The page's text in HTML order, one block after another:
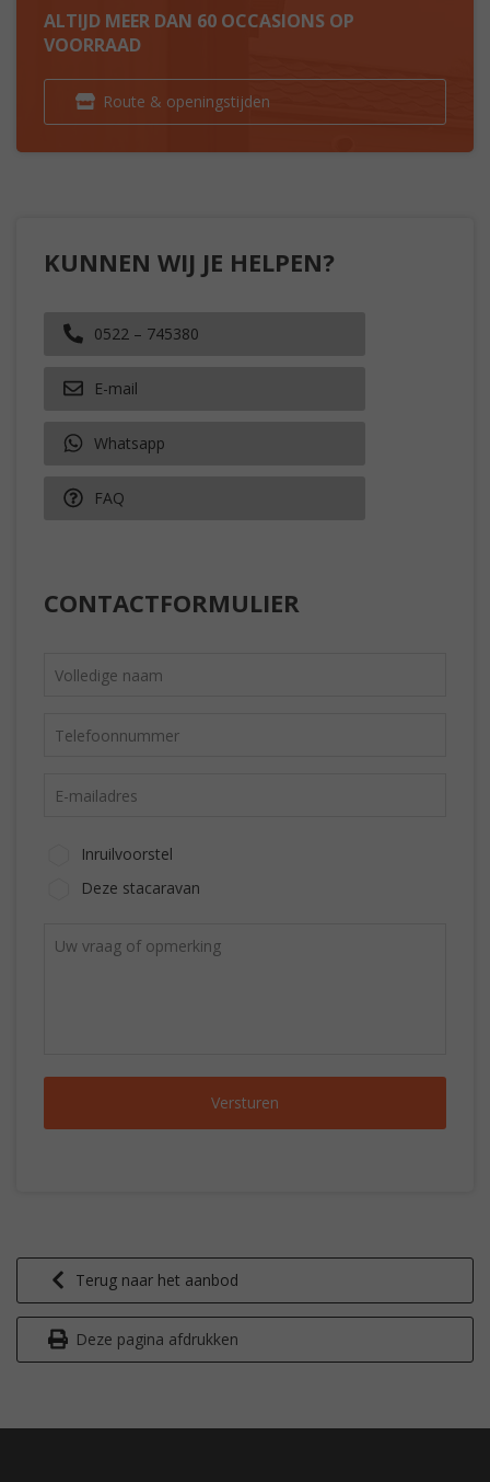
ALTIJD MEER DAN 60 OCCASIONS OP
VOORRAAD
Route & openingstijden
KUNNEN WIJ JE HELPEN?
0522 – 745380
E-mail
Whatsapp
FAQ
CONTACTFORMULIER
Inruilvoorstel
Deze stacaravan
Terug naar het aanbod
Deze pagina afdrukken